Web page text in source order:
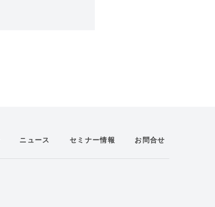
ニュース セミナー情報 お問合せ